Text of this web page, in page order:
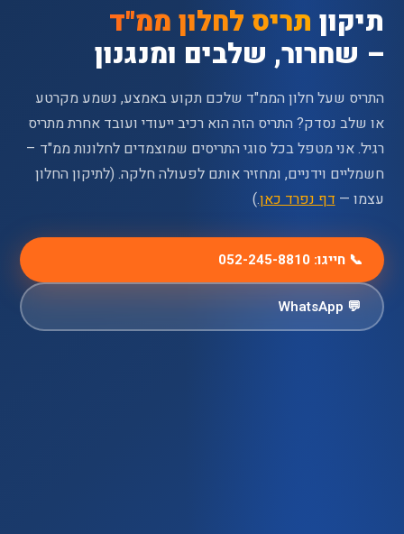
תיקון תריס לחלון ממ"ד
– שחרור, שלבים ומנגנון
התריס שעל חלון הממ"ד שלכם תקוע באמצע, נשמע מקרטע
או שלב נסדק? התריס הזה הוא רכיב ייעודי ועובד אחרת מתריס
רגיל. אני מטפל בכל סוגי התריסים שמוצמדים לחלונות ממ"ד –
חשמליים וידניים, ומחזיר אותם לפעולה חלקה. (לתיקון החלון
עצמו — דף נפרד כאן.)
📞 חייגו: 052-245-8810
💬 WhatsApp